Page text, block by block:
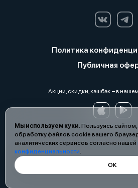
Мы используем куки.Пользуясь сайтом,
обработку файлов cookie вашего
аналитических сервисов согласно нашей
конфиденциальности.
ОК
Политика
Публичная
Акции, скидки, кэшбэк − в